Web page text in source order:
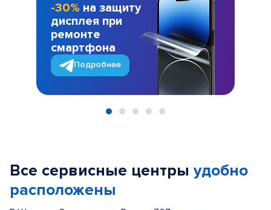
-30% на защиту
дисплея при
ремонте
смартфона
Подробнее
Все сервисные центры удобно
расположены